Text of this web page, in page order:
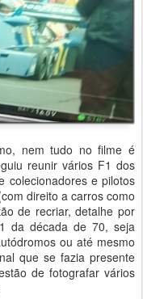
nem tudo no filme é
reunir vários F1 dos
colecionadores e pilotos
direito a carros como
de recriar, detalhe por
da década de 70, seja
ou até mesmo
que se fazia presente
de fotografar vários